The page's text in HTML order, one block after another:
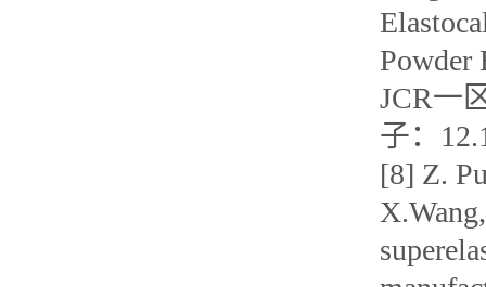
Powder
JCR一
子：
[8] Z.